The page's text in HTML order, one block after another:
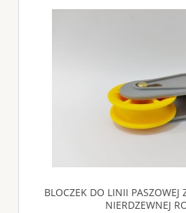
BLOCZEK DO LINII PASZOWEJ
NIERDZEWNEJ